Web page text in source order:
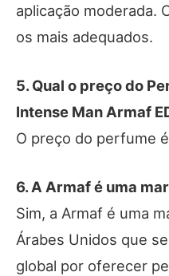
aplicação moderada.
os mais adequados.
5. Qual o preço do
Intense Man Armaf
O preço do perfume
6. A Armaf é uma
Sim, a Armaf é uma
Árabes Unidos que
global por oferecer